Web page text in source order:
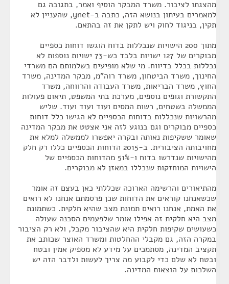
מהצגתו לציבור. משרד המבקר הוסיף ואמר, בתגובה גם
למאמרים בעיתון בנושא הזה, כתבה ב-ynet, שהעניין לא
תקין, בניגוד לחוק ויש לתקן את זה בהתאם.
מתוך 200 הישויות שנכללות בדוח הוגשו דוחות כספיים
מבוקרים של 127 ישויות בלבד כש-73 ישויות נוספות לא
נכללות בכלל בדיווח. מי שלא מופיעים בשלמותם הם משרדי
החינוך, משרד הביטחון, משרד רוה"מ, מבקר המדינה, משרד
החוץ, משרד הבריאות, משרד העבודה והרווחה, משרד
התקשורת וגופים נוספים, מערכת בתי המשפט, תיאום פעולות
הממשלה בשטחים, רשות המסים ועוד ועוד ועוד. שליש
מהרשויות שנכללות בדוחות הכספיים לא הגישו כלל דוחות
כספיים מבוקרים וגם בנוגע לזה אני אצטט את מבקר המדינה
שאומר ששקיפות נאותה ובקרה יאפשרו לממשלה למלא את
מחויבותה הציבורית. ב-2015 הדוחות הכספיים כללו רק חלק
מהישויות שנדרשו בדוח ו-51% מהדוחות הכספיים של
הישויות המוחזקות שנכללו במאזן לא מבוקרים.
מהתיאורים והרשימה הארוכה שכללתי כאן בעצם זה אומר
שכשאנחנו קוראים את הדוחות שכן פרסמתם אנחנו לא רואים
את האמת, אנחנו רואים תמונת מצב שהיא חלקית. כשתמונת
מצב היא חלקית זה אפילו אומר שלפעמים הסכנה שעולה
כשעושים שקיפות חלקית היא שהציבור מקבל, ולא רק הציבור
במקרה הזה, גם מקבלי ההחלטות ומשרד האוצר שכותב את
תקציב המדינה, מסתמכים על מידע לא מספיק אמין ובטח
ובטח לא שלם כדי לקבוע מה צריך לעשות ולדבר הזה יש
השלכות על הוצאות המדינה.